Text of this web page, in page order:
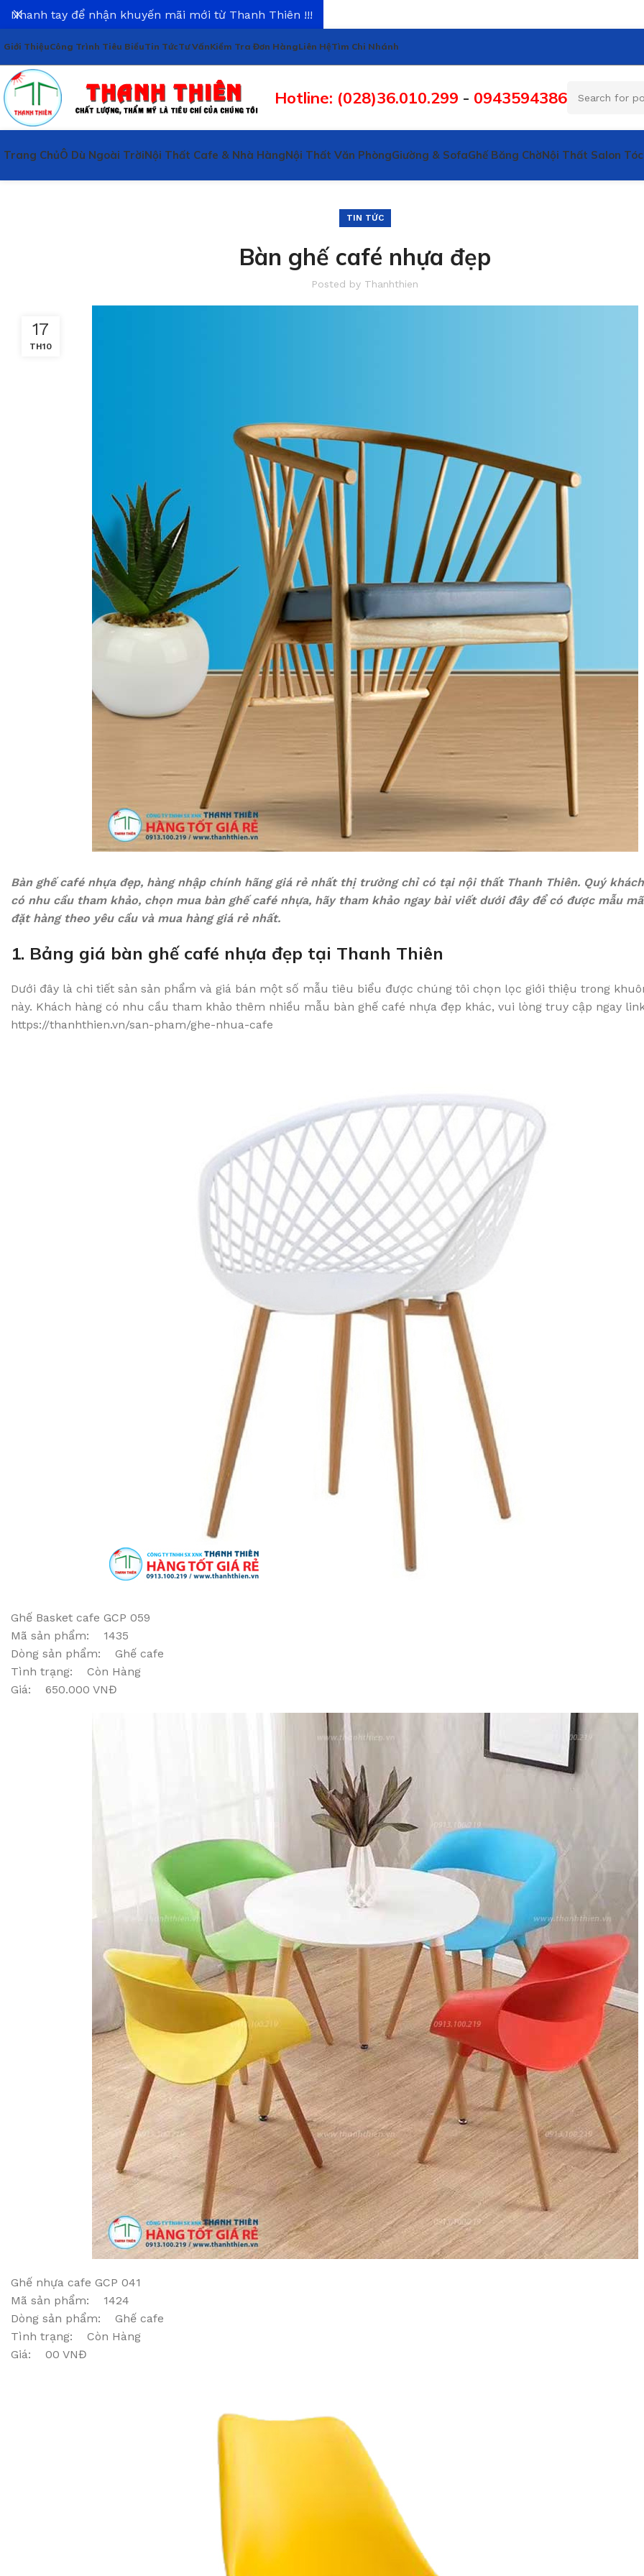
Giới ThiệuCông Trình Tiêu BiểuTin TứcTư VấnKiểm Tra Đơn HàngLiên HệTìm Chi Nhánh
Hotline: (028)36.010.299 - 0943594386
Trang ChủÔ Dù Ngoài TrờiNội Thất Cafe & Nhà HàngNội Thất Văn PhòngGiường & SofaGhế Băng ChờNội Thất Salon Tóc
TIN TỨC
Bàn ghế café nhựa đẹp
Posted by Thanhthien
17
TH10
Bàn ghế café nhựa đẹp, hàng nhập chính hãng giá rẻ nhất thị trường chỉ có tại nội thất Thanh Thiên. Quý
có nhu cầu tham khảo, chọn mua bàn ghế café nhựa, hãy tham khảo ngay bài viết dưới đây để có được mẫu
đặt hàng theo yêu cầu và mua hàng giá rẻ nhất.
1. Bảng giá bàn ghế café nhựa đẹp tại Thanh Thiên
Dưới đây là chi tiết sản sản phẩm và giá bán một số mẫu tiêu biểu được chúng tôi chọn lọc giới thiệu trong
này. Khách hàng có nhu cầu tham khảo thêm nhiều mẫu bàn ghế café nhựa đẹp khác, vui lòng truy cập ngay
https://thanhthien.vn/san-pham/ghe-nhua-cafe
Ghế Basket cafe GCP 059
Mã sản phẩm: 1435
Dòng sản phẩm: Ghế cafe
Tình trạng: Còn Hàng
Giá: 650.000 VNĐ
Ghế nhựa cafe GCP 041
Mã sản phẩm: 1424
Dòng sản phẩm: Ghế cafe
Tình trạng: Còn Hàng
Giá: 00 VNĐ
Nhanh tay để nhận khuyến mãi mới từ Thanh Thiên !!!